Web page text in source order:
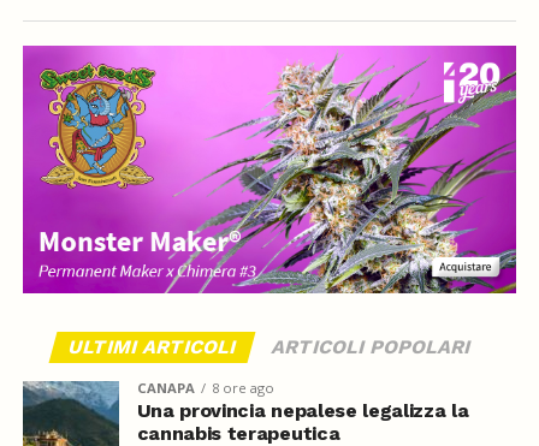
ULTIMI ARTICOLI ARTICOLI POPOLARI
CANAPA 8 ore ago
Una provincia nepalese legalizza la
cannabis terapeutica